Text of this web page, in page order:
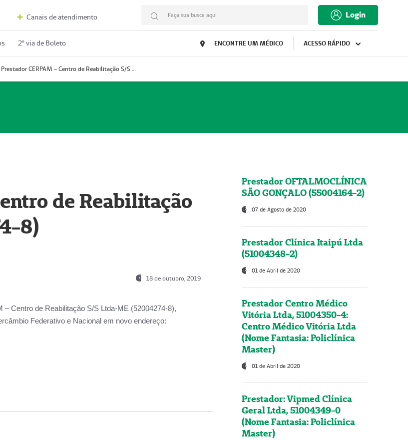
Canais de atendimento Faça sua busca aqui Login
2º via de Boleto ENCONTRE UM MÉDICO ACESSO RÁPIDO
Prestador CERPAM – Centro de Reabilitação S/S Ltda-ME (52004274-8)
de Reabilitação
8)
18 de outubro, 2019
– Centro de Reabilitação S/S Ltda-ME (52004274-8),
Federativo e Nacional em novo endereço:
Prestador OFTALMOCLÍNICA
SÃO GONÇALO (55004164-2)
07 de Agosto de 2020
Prestador Clínica Itaipú Ltda
(51004348-2)
01 de Abril de 2020
Prestador Centro Médico
Vitória Ltda, 51004350-4:
Centro Médico Vitória Ltda
(Nome Fantasia: Policlínica
Master)
01 de Abril de 2020
Prestador: Vipmed Clínica
Geral Ltda, 51004349-0
(Nome Fantasia: Policlínica
Master)